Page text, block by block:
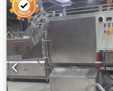
ansvar.